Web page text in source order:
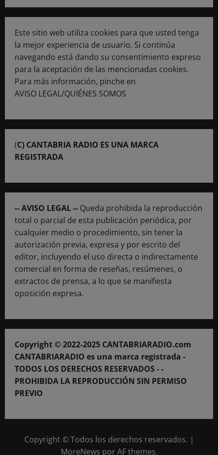
Este sitio web utiliza cookies para que usted tenga
la mejor experiencia de usuario. Si continúa
navegando está dando su consentimiento expreso
para la aceptación de las mencionadas cookies.
Para más información, pinche en
AVISO LEGAL/QUIÉNES SOMOS
(C) CANTABRIA RADIO ES UNA MARCA
REGISTRADA
-- AVISO LEGAL -- Queda prohibida la reproducción
total o parcial de esta publicación periódica, por
cualquier medio o procedimiento, sin tener la
autorización previa, expresa y por escrito del
editor, incluyendo el uso directa o indirectamente
comercial en forma de reseñas, resúmenes, o
extractos de prensa, a lo que se manifiesta
oposición expresa.
Copyright © 2022-2025 CANTABRIARADIO.com
CANTABRIARADIO es una marca registrada -
TODOS LOS DERECHOS RESERVADOS - -
PROHIBIDA LA REPRODUCCIÓN SIN PERMISO
PREVIO
Copyright © Todos los derechos reservados. |
MoreNews por AF themes.